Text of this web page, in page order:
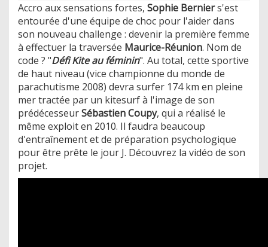
Accro aux sensations fortes, Sophie Berniers'est
entourée d'une équipe de choc pour l'aider dans
son nouveau challenge : devenir la première femme
à effectuer la traversée Maurice-Réunion. Nom de
code ? "Défi Kite au féminin". Au total, cette sportive
de haut niveau (vice championne du monde de
parachutisme 2008) devra surfer 174 km en pleine
mer tractée par un kitesurf à l'image de son
prédécesseurSébastien Coupy, qui a réalisé le
même exploit en 2010. Il faudra beaucoup
d'entraînement et de préparation psychologique
pour être prête le jour J. Découvrez la vidéo de son
projet.